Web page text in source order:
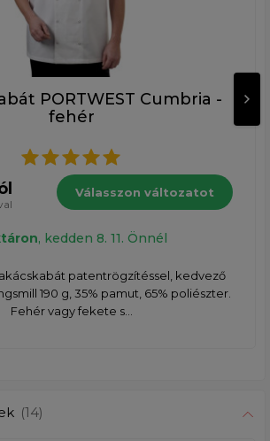
PORTWEST Cumbria -
fehér
Válasszon változatot
, kedden 8. 11. Önnél
patentrögzítéssel, kedvező
190 g, 35% pamut, 65% poliészter.
Fehér vagy fekete s...
(14)